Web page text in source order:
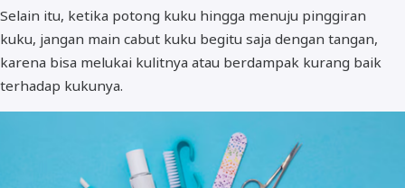
Selain itu, ketika potong kuku hingga menuju pinggiran
kuku, jangan main cabut kuku begitu saja dengan tangan,
karena bisa melukai kulitnya atau berdampak kurang baik
terhadap kukunya.